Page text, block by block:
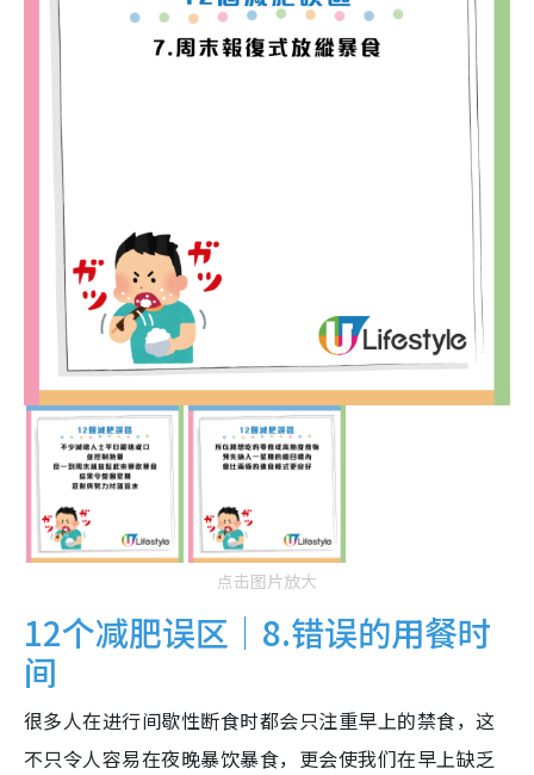
点击图片放大
12个减肥误区｜8.错误的用餐时
间
很多人在进行间歇性断食时都会只注重早上的禁食，这
不只令人容易在夜晚暴饮暴食，更会使我们在早上缺乏